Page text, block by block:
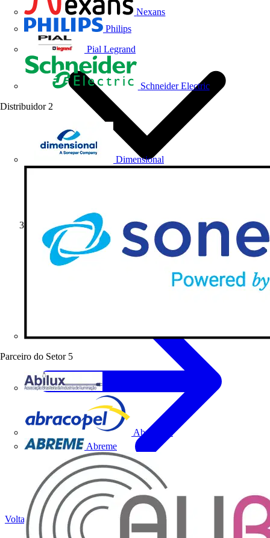
Nexans
Philips
Pial Legrand
Schneider Electric
Distribuidor 2
Dimensional
Parceiro do Setor 5
Abracopel
Abreme
Notícias do Setor
Voltar para Notícias